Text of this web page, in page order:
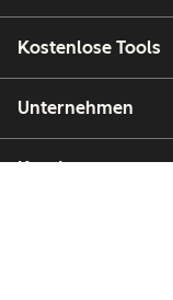
Kostenlose Tools
Unternehmen
Kunden